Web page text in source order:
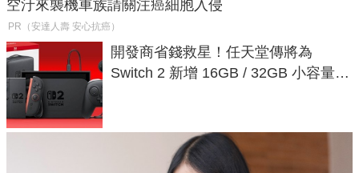
空汙來襲機車族請關注癌細胞入侵
PR（安達人壽 安心抗癌）
開發商省錢救星！任天堂傳將為
Switch 2 新增 16GB / 32GB 小容量遊